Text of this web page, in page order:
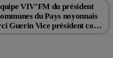
VIV’FM du président
du Pays noyonnais
Guerin Vice président com